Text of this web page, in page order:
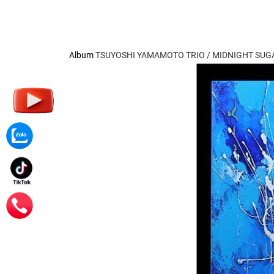
AlbumTSUYOSHI YAMAMOTO TRIO / MIDNIGHT